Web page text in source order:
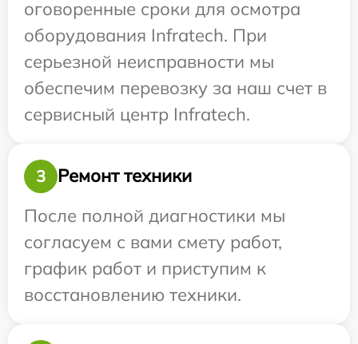
оговоренные сроки для осмотра
оборудования Infratech. При
серьезной неисправности мы
обеспечим перевозку за наш счет в
сервисный центр Infratech.
3
Ремонт техники
После полной диагностики мы
согласуем с вами смету работ,
график работ и приступим к
восстановлению техники.